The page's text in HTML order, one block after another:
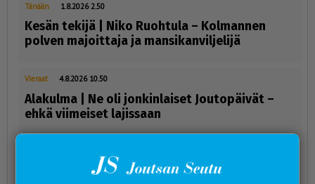
Tänään 1.8.2026 2.50
Kesän tekijä | Niko Ruohtula ­– Kolmannen
polven majoittaja ja mansikanviljelijä
Vieraat 4.8.2026 10.50
Alakulma | Ne oli jonkinlaiset Joutopäivät –
ehkä viimeiset lajissaan
JouSUAn väkeä Secto Rallyn talkoolaisina